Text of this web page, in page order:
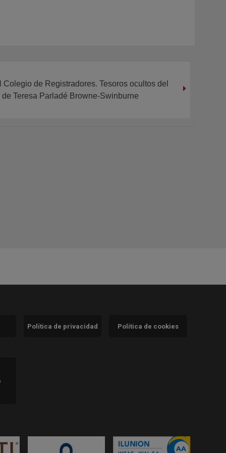
Colegio de Registradores. Tesoros ocultos del
Teresa Parladé Browne-Swinburne
Política de privacidad Política de cookies